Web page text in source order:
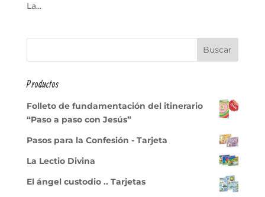
La...
Productos
Folleto de fundamentación del itinerario
“Paso a paso con Jesús”
Pasos para la Confesión - Tarjeta
La Lectio Divina
El ángel custodio .. Tarjetas